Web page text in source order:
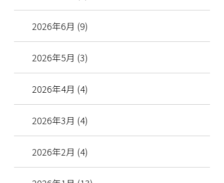
2026年6月 (9)
2026年5月 (3)
2026年4月 (4)
2026年3月 (4)
2026年2月 (4)